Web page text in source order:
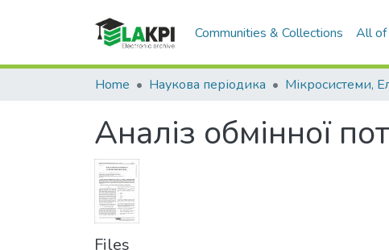
Communities & Collections All of
Home Наукова періодика
Аналіз обмінної
Files